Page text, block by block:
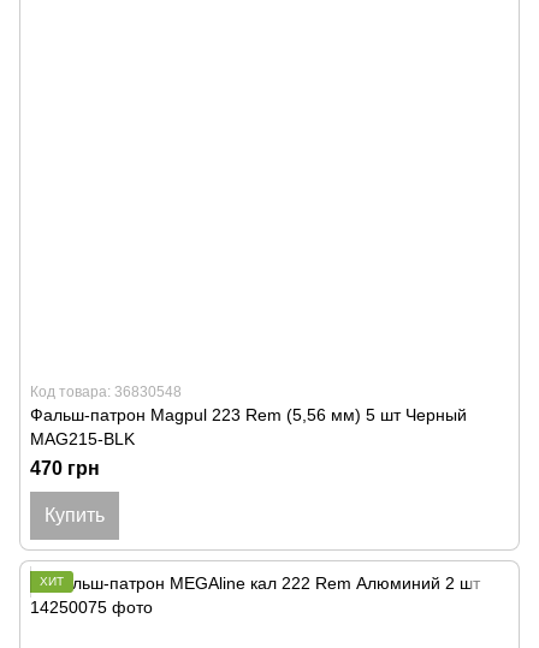
Код товара: 36830548
Фальш-патрон Magpul 223 Rem (5,56 мм) 5 шт Черный
MAG215-BLK
470 грн
Купить
ХИТ